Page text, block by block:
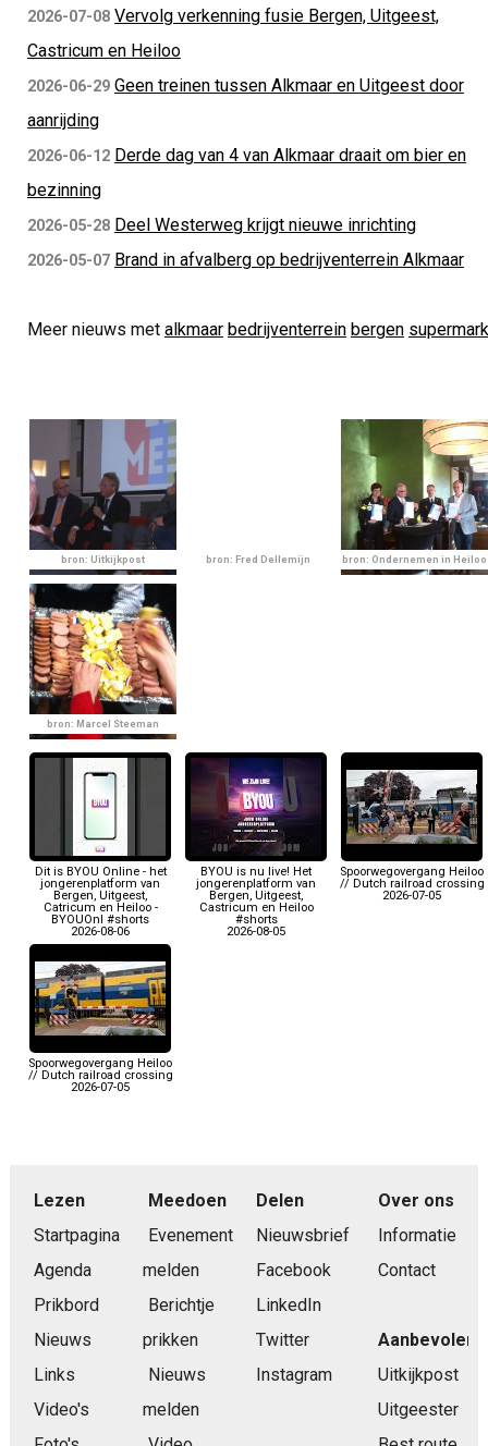
2026-07-08 Vervolg verkenning fusie Bergen, Uitgeest,
Castricum en Heiloo
2026-06-29 Geen treinen tussen Alkmaar en Uitgeest door
aanrijding
2026-06-12 Derde dag van 4 van Alkmaar draait om bier en
bezinning
2026-05-28 Deel Westerweg krijgt nieuwe inrichting
2026-05-07 Brand in afvalberg op bedrijventerrein Alkmaar
Meer nieuws met alkmaar bedrijventerrein bergen
bron: Uitkijkpost bron: Fred Dellemijn bron: Ondernemen in Heiloo
bron: Marcel Steeman
Dit is BYOU Online - het
jongerenplatform van
Bergen, Uitgeest,
Catricum en Heiloo -
BYOUOnl #shorts
2026-08-06
BYOU is nu live! Het
jongerenplatform van
Bergen, Uitgeest,
Castricum en Heiloo
#shorts
2026-08-05
Spoorwegovergang Heiloo
// Dutch railroad crossing
2026-07-05
Spoorwegovergang Heiloo
// Dutch railroad crossing
2026-07-05
Lezen
Startpagina
Agenda
Prikbord
Nieuws
Links
Video's
Meedoen
Evenement
melden
Berichtje
prikken
Nieuws
melden
Delen
Nieuwsbrief
Facebook
LinkedIn
Twitter
Instagram
Over ons
Informatie
Contact
Aanbevolen
Uitkijkpost
Uitgeester